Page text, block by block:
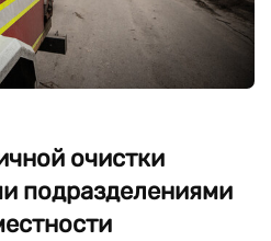
очистки
подразделениями